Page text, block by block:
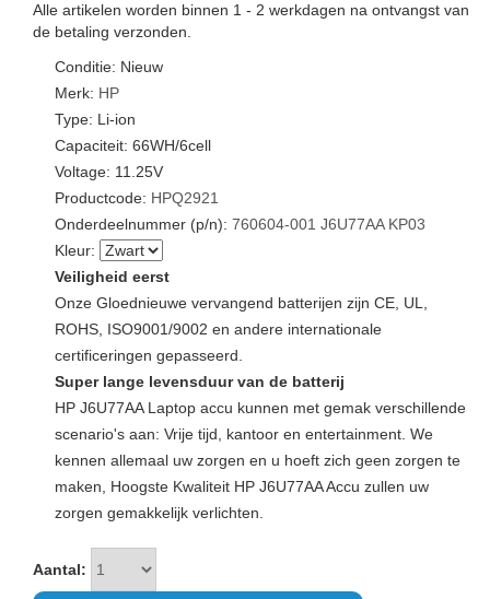
Alle artikelen worden binnen 1 - 2 werkdagen na ontvangst van
de betaling verzonden.
Conditie: Nieuw
Merk: HP
Type: Li-ion
Capaciteit: 66WH/6cell
Voltage: 11.25V
Productcode: HPQ2921
Onderdeelnummer (p/n): 760604-001 J6U77AA KP03
Kleur:
Veiligheid eerst
Onze Gloednieuwe vervangend batterijen zijn CE, UL,
ROHS, ISO9001/9002 en andere internationale
certificeringen gepasseerd.
Super lange levensduur van de batterij
HP J6U77AA Laptop accu kunnen met gemak verschillende
scenario's aan: Vrije tijd, kantoor en entertainment. We
kennen allemaal uw zorgen en u hoeft zich geen zorgen te
maken, Hoogste Kwaliteit HP J6U77AA Accu zullen uw
zorgen gemakkelijk verlichten.
Aantal: